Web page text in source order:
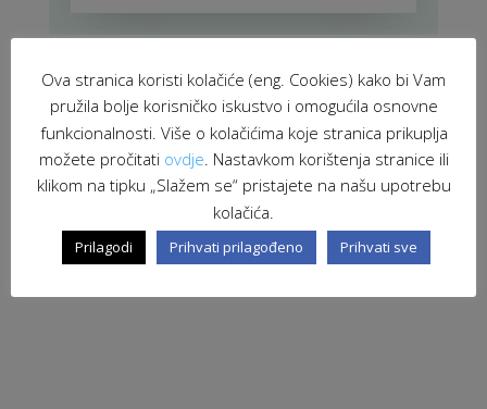
Ova stranica koristi kolačiće (eng. Cookies) kako bi Vam
pružila bolje korisničko iskustvo i omogućila osnovne
funkcionalnosti. Više o kolačićima koje stranica prikuplja
možete pročitati ovdje. Nastavkom korištenja stranice ili
klikom na tipku „Slažem se“ pristajete na našu upotrebu
kolačića.
Prilagodi Prihvati prilagođeno Prihvati sve